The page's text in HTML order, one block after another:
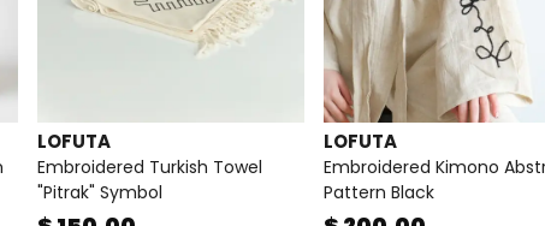
LOFUTA
Embroidered Turkish Towel
"Pitrak" Symbol
LOFUTA
Embroidered Kimono
Pattern Black